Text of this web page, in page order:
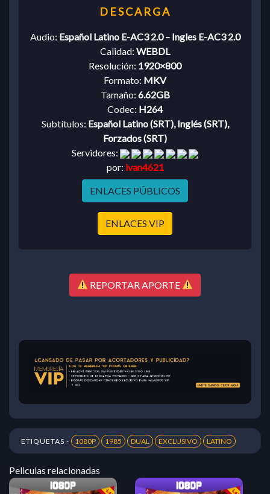
Audio: Español Latino E-AC3 2.0 – Ingles E-AC3 2.0
Calidad: WEBDL
Resolución: 1920×800
Formato: MKV
Tamaño: 6.62GB
Codec: H264
Subtítulos: Español Latino (SRT), Inglés (SRT),
Forzados (SRT)
Servidores:
por: ivan4621
ENLACES PÚBLICOS
ENLACES VIP
REPORTAR APORTE
ETIQUETAS - 1080P 1985 DUAL EXCLUSIVO LATINO
Peliculas relacionadas